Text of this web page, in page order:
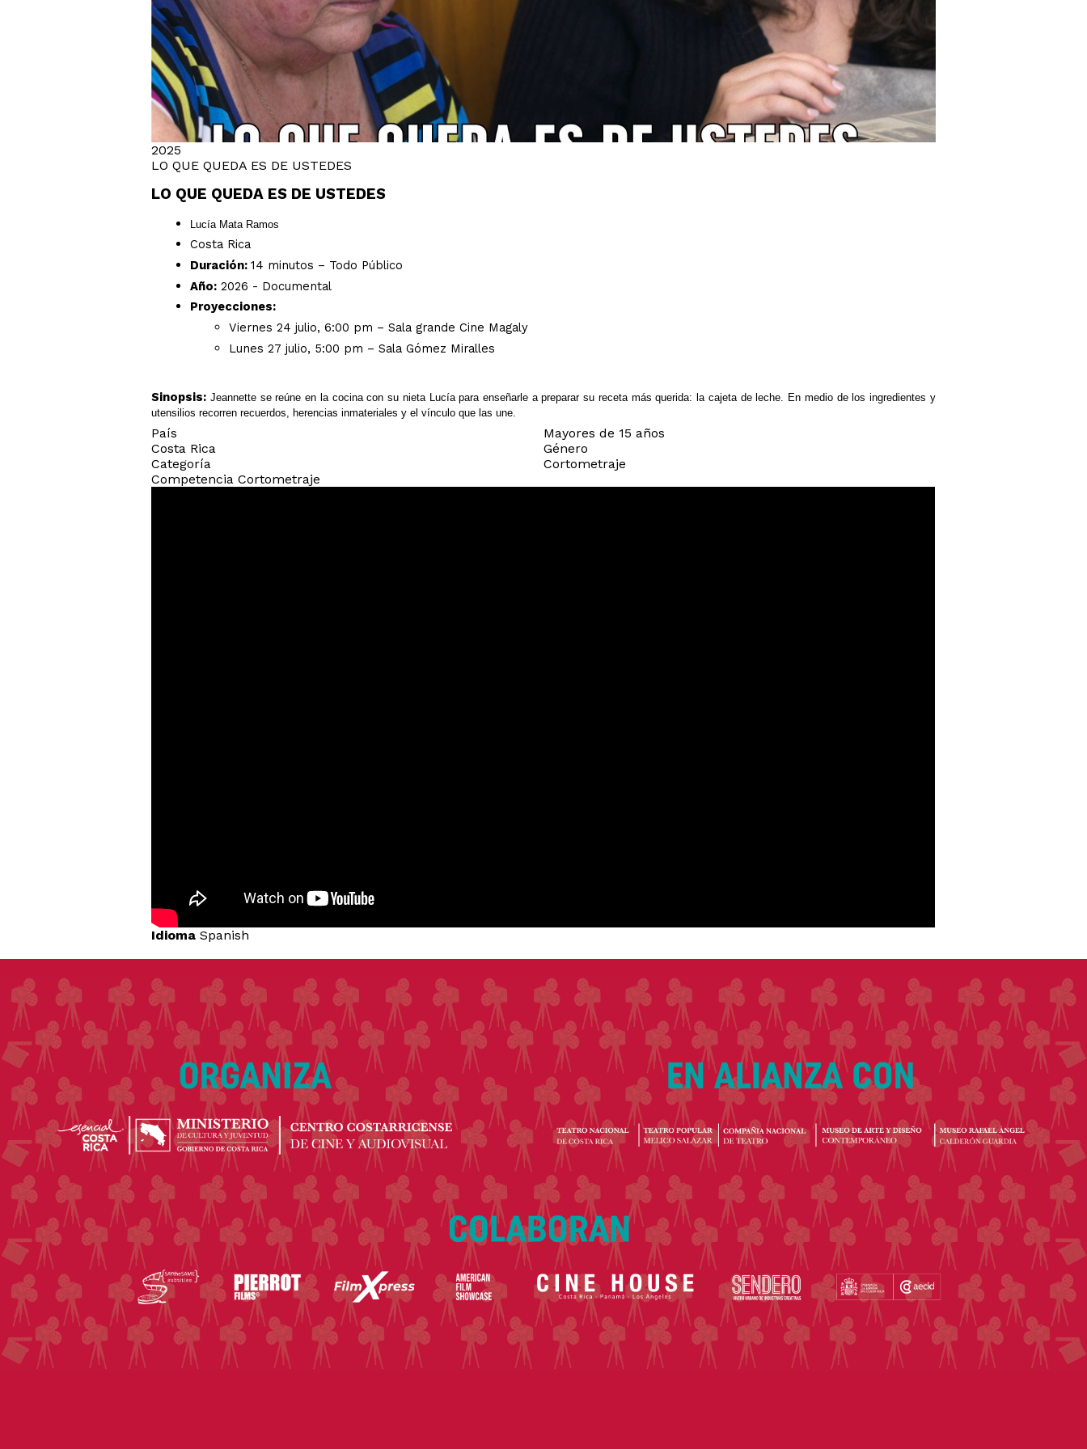
2025
LO QUE QUEDA ES DE USTEDES
LO QUE QUEDA ES DE USTEDES
Lucía Mata Ramos
Costa Rica
Duración:14 minutos – Todo Público
Año: 2026 - Documental
Proyecciones:
Viernes 24 julio, 6:00 pm – Sala grande Cine Magaly
Lunes 27 julio, 5:00 pm – Sala Gómez Miralles
Sinopsis: Jeannette se reúne en la cocina con su nieta Lucía para enseñarle a preparar su receta más querida: la cajeta de leche. En medio de los ingredientes y
utensilios recorren recuerdos, herencias inmateriales y el vínculo que las une.
País
Costa Rica
Categoría
Competencia Cortometraje
Mayores de 15 años
Género
Cortometraje
Idioma Spanish